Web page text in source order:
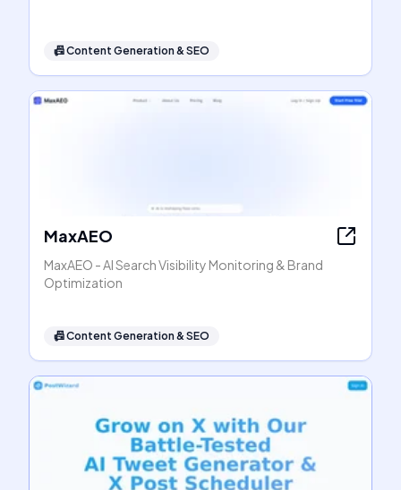
📠Content Generation & SEO
MaxAEO
MaxAEO - AI Search Visibility Monitoring & Brand
Optimization
📠Content Generation & SEO